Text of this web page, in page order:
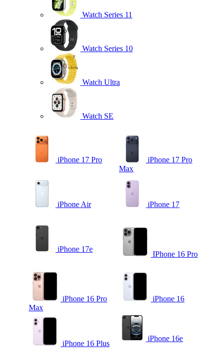
Watch Series 11
Watch Series 10
Watch Ultra
Watch SE
iPhone 17 Pro
iPhone 17 Pro
Max
iPhone Air iPhone 17
iPhone 17e
IPhone 16 Pro
iPhone 16 Pro
Max
iPhone 16
iPhone 16 Plus
iPhone 16e